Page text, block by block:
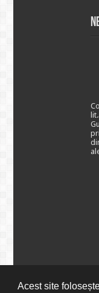
Acest site
© CONSILIUL